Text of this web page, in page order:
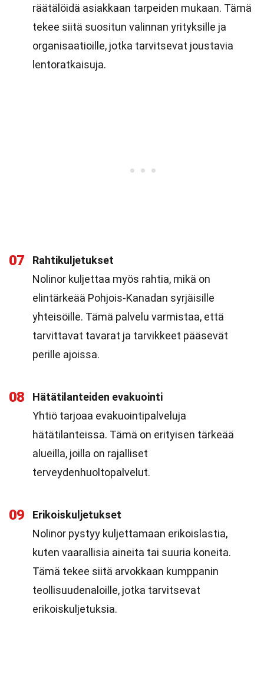
räätälöidä asiakkaan tarpeiden mukaan. Tämä
tekee siitä suositun valinnan yrityksille ja
organisaatioille, jotka tarvitsevat joustavia
lentoratkaisuja.
07
Rahtikuljetukset
Nolinor kuljettaa myös rahtia, mikä on
elintärkeää Pohjois-Kanadan syrjäisille
yhteisöille. Tämä palvelu varmistaa, että
tarvittavat tavarat ja tarvikkeet pääsevät
perille ajoissa.
08
Hätätilanteiden evakuointi
Yhtiö tarjoaa evakuointipalveluja
hätätilanteissa. Tämä on erityisen tärkeää
alueilla, joilla on rajalliset
terveydenhuoltopalvelut.
09
Erikoiskuljetukset
Nolinor pystyy kuljettamaan erikoislastia,
kuten vaarallisia aineita tai suuria koneita.
Tämä tekee siitä arvokkaan kumppanin
teollisuudenaloille, jotka tarvitsevat
erikoiskuljetuksia.